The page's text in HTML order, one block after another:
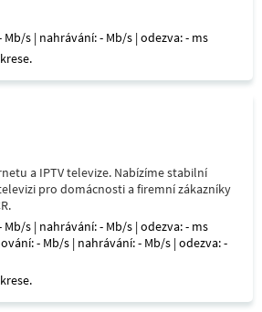
Mb/s | nahrávání: - Mb/s | odezva: - ms
a IPTV televize. Nabízíme stabilní
pro domácnosti a firemní zákazníky
Mb/s | nahrávání: - Mb/s | odezva: - ms
- Mb/s | nahrávání: - Mb/s | odezva: -